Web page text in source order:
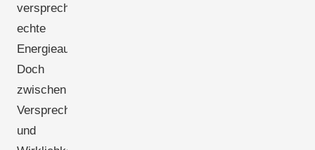
versprechen
echte
Energieautonomie.
Doch
zwischen
Versprechen
und